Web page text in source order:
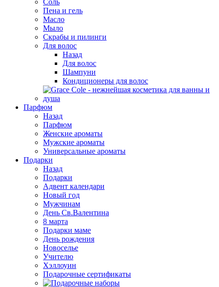
Соль
Пена и гель
Масло
Мыло
Скрабы и пилинги
Для волос
Назад
Для волос
Шампуни
Кондиционеры для волос
Парфюм
Назад
Парфюм
Женские ароматы
Мужские ароматы
Универсальные ароматы
Подарки
Назад
Подарки
Адвент календари
Новый год
Мужчинам
День Св.Валентина
8 марта
Подарки маме
День рождения
Новоселье
Учителю
Хэллоуин
Подарочные сертификаты